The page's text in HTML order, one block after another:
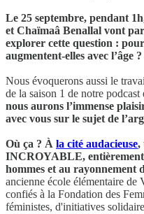
Le 25 septembre, pendant
et Chaïmaâ Benallal vont
explorer cette question :
augmentent-elles avec l’âge ?
Nous évoquerons aussi le
de la saison 1 de notre podcast
nous aurons l’immense
avec vous sur le sujet de
Où ça ? À la cité audacieuse,
INCROYABLE, entièrement
hommes et au rayonnement
ancienne école élémentaire de
confiés à la Fondation des
féministes, d'initiatives